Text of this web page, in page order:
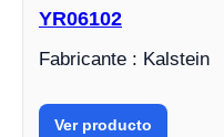
YR06102
Fabricante : Kalstein
Ver producto